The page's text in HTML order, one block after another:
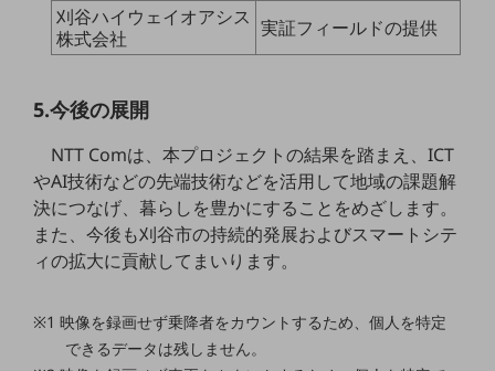
バックオフィス
リモート・ハイブリッドワーク
セキュリティ
業界から見つける
業界から見つけるTOP
製造業
小売・卸売業
刈谷ハイウェイオアシス
株式会社
実証フィールドの提供
5.今後の展開
NTT Comは、本プロジェクトの結果を踏まえ、ICT
やAI技術などの先端技術などを活用して地域の課題解
決につなげ、暮らしを豊かにすることをめざします。
また、今後も刈谷市の持続的発展およびスマートシテ
ィの拡大に貢献してまいります。
※1 映像を録画せず乗降者をカウントするため、個人を特定
できるデータは残しません。